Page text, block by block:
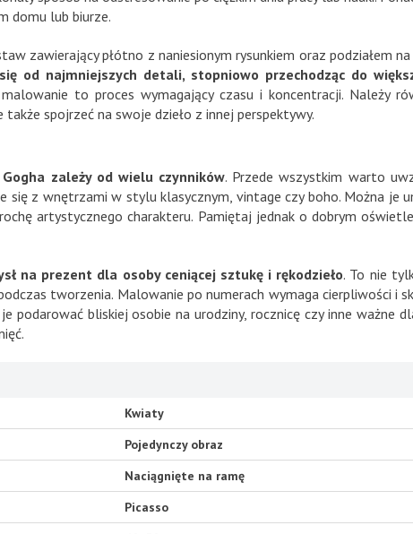
domu lub biurze.
zawierający płótno z naniesionym rysunkiem oraz podziałem
od najmniejszych detali, stopniowo przechodząc do
to proces wymagający czasu i koncentracji. Należy
spojrzeć na swoje dzieło z innej perspektywy.
zależy od wielu czynników. Przede wszystkim warto
się z wnętrzami w stylu klasycznym, vintage czy boho. Można je
artystycznego charakteru. Pamiętaj jednak o dobrym
na prezent dla osoby ceniącej sztukę i rękodzieło. To nie
tworzenia. Malowanie po numerach wymaga cierpliwości i
bliskiej osobie na urodziny, rocznicę czy inne ważne
Kwiaty
Pojedynczy obraz
Naciągnięte na ramę
Picasso